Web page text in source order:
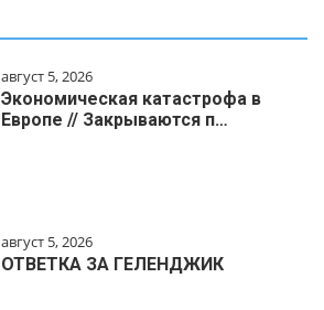
август 5, 2026
Экономическая катастрофа в
Европе // Закрываются п…
август 5, 2026
ОТВЕТКА ЗА ГЕЛЕНДЖИК